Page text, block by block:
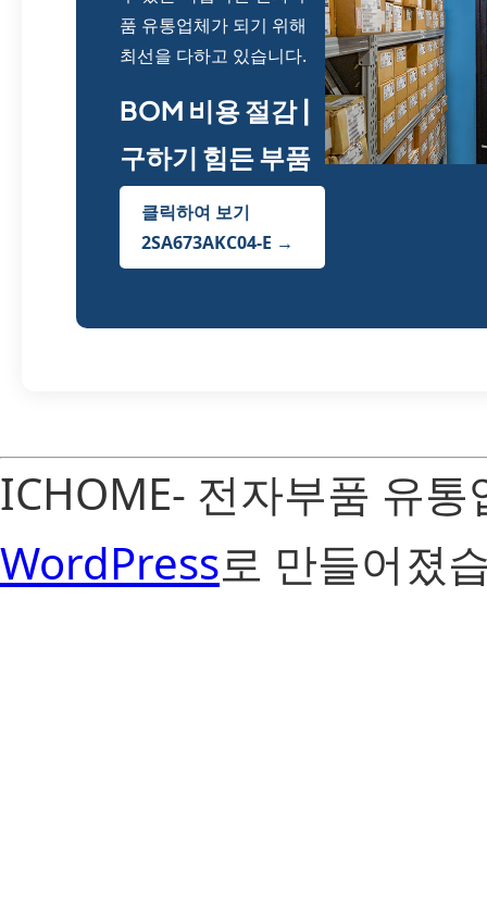
품 유통업체가 되기 위해
최선을 다하고 있습니다.
BOM 비용 절감 |
구하기 힘든 부품
클릭하여 보기
2SA673AKC04-E →
ICHOME- 전자부품 유
WordPress로 만들어졌